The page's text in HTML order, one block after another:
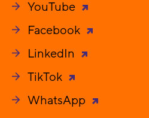
YouTube
Facebook
LinkedIn
TikTok
WhatsApp